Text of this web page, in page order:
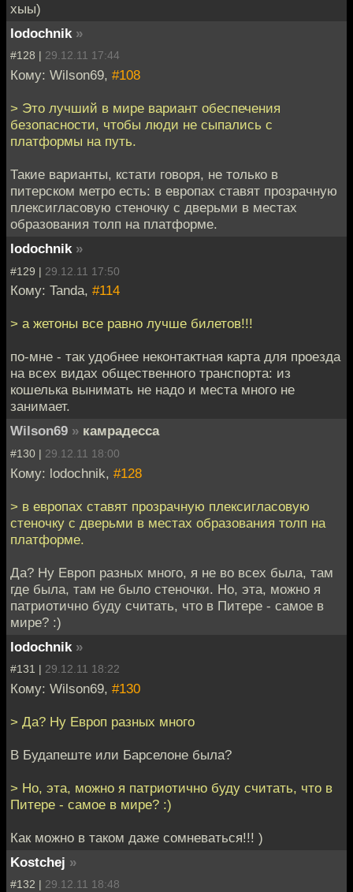
хыы)
lodochnik »
#128 | 29.12.11 17:44
Кому: Wilson69, #108
> Это лучший в мире вариант обеспечения
безопасности, чтобы люди не сыпались с
платформы на путь.
Такие варианты, кстати говоря, не только в
питерском метро есть: в европах ставят прозрачную
плексигласовую стеночку с дверьми в местах
образования толп на платформе.
lodochnik »
#129 | 29.12.11 17:50
Кому: Tanda, #114
> а жетоны все равно лучше билетов!!!
по-мне - так удобнее неконтактная карта для проезда
на всех видах общественного транспорта: из
кошелька вынимать не надо и места много не
занимает.
Wilson69 » камрадесса
#130 | 29.12.11 18:00
Кому: lodochnik, #128
> в европах ставят прозрачную плексигласовую
стеночку с дверьми в местах образования толп на
платформе.
Да? Ну Европ разных много, я не во всех была, там
где была, там не было стеночки. Но, эта, можно я
патриотично буду считать, что в Питере - самое в
мире? :)
lodochnik »
#131 | 29.12.11 18:22
Кому: Wilson69, #130
> Да? Ну Европ разных много
В Будапеште или Барселоне была?
> Но, эта, можно я патриотично буду считать, что в
Питере - самое в мире? :)
Как можно в таком даже сомневаться!!! )
Kostchej »
#132 | 29.12.11 18:48